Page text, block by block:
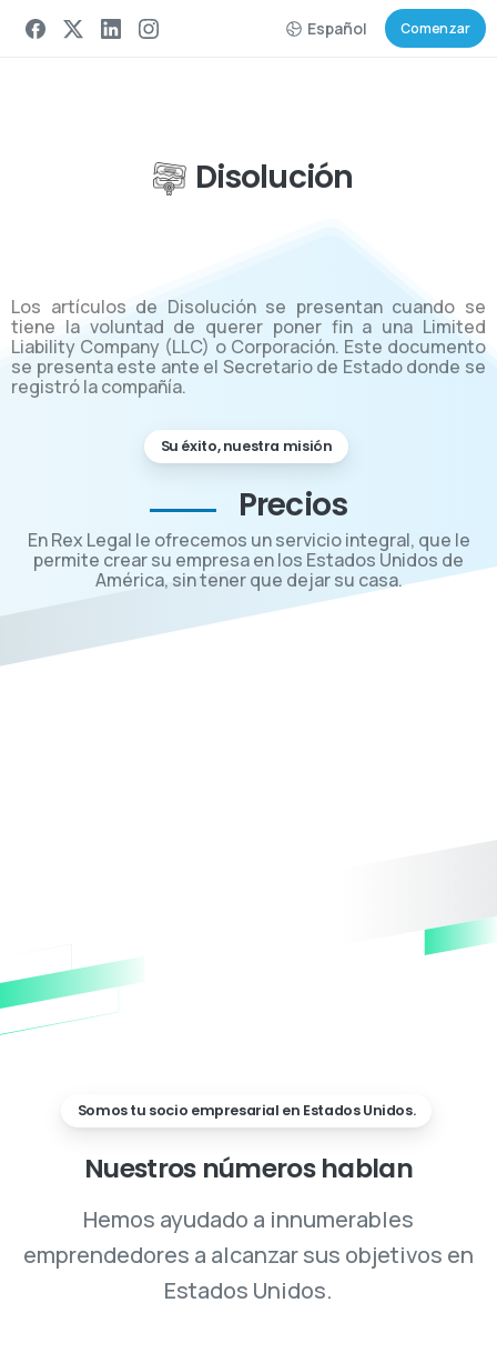
Español Comenzar
Disolución
Los artículos de Disolución se presentan cuando se
tiene la voluntad de querer poner fin a una Limited
Liability Company (LLC) o Corporación. Este documento
se presenta este ante el Secretario de Estado donde se
registró la compañía.
Su éxito, nuestra misión
Precios
En Rex Legal le ofrecemos un servicio integral, que le
permite crear su empresa en los Estados Unidos de
América, sin tener que dejar su casa.
Somos tu socio empresarial en Estados Unidos.
Nuestros números hablan
Hemos ayudado a innumerables
emprendedores a alcanzar sus objetivos en
Estados Unidos.